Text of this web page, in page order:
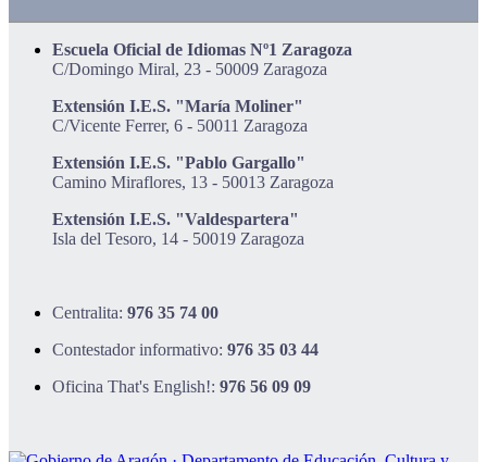
Escuela Oficial de Idiomas Nº1 Zaragoza
C/Domingo Miral, 23 - 50009 Zaragoza
Extensión I.E.S. "María Moliner"
C/Vicente Ferrer, 6 - 50011 Zaragoza
Extensión I.E.S. "Pablo Gargallo"
Camino Miraflores, 13 - 50013 Zaragoza
Extensión I.E.S. "Valdespartera"
Isla del Tesoro, 14 - 50019 Zaragoza
Centralita: 976 35 74 00
Contestador informativo: 976 35 03 44
Oficina That's English!: 976 56 09 09